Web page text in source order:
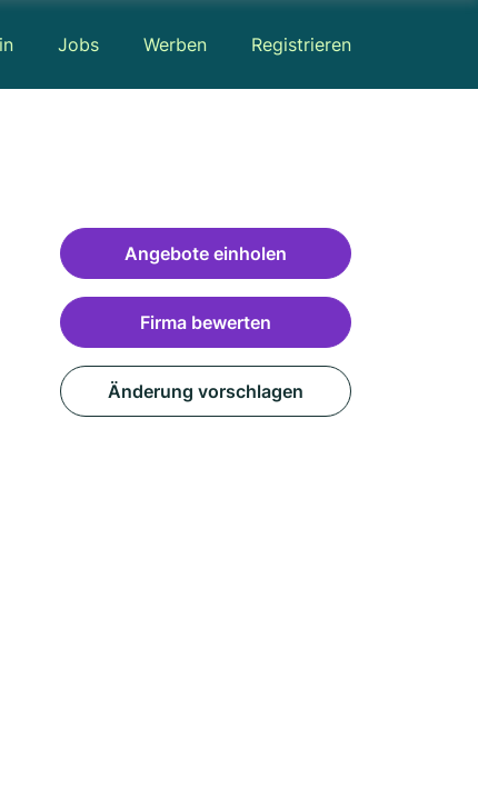
Jobs Werben Registrieren
Angebote einholen
Firma bewerten
Änderung vorschlagen